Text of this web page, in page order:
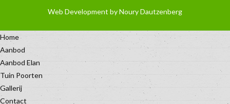
Web Development byNoury Dautzenberg
Home
Aanbod
Aanbod Elan
Tuin Poorten
Gallerij
Contact